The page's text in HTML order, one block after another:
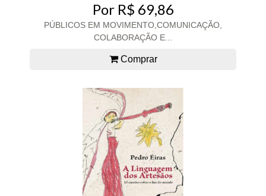
Por R$ 69,86
PÚBLICOS EM MOVIMENTO,COMUNICAÇÃO,
COLABORAÇÃO E...
Comprar